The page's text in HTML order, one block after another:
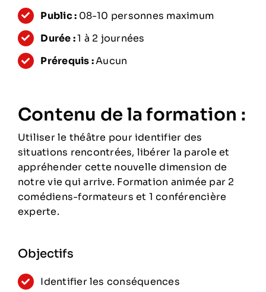
Public : 08-10 personnes maximum
Durée :1 à 2 journées
Prérequis :Aucun
Contenu de la formation :
Utiliser le théâtre pour identifier des
situations rencontrées, libérer la parole et
appréhender cette nouvelle dimension de
notre vie qui arrive. Formation animée par 2
comédiens-formateurs et 1 conférencière
experte.
Objectifs
Identifier les conséquences